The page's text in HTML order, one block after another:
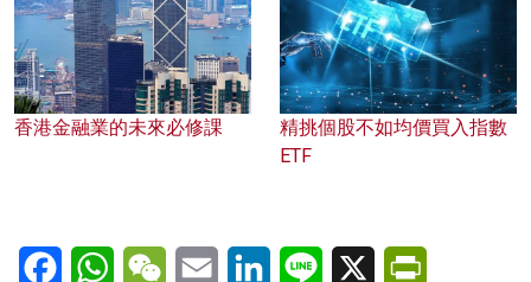
香港金融業的未來必修課
精挑個股不如均價買入指數
ETF
FacebookWhatsAppWeChatEmail LinkedInLine X